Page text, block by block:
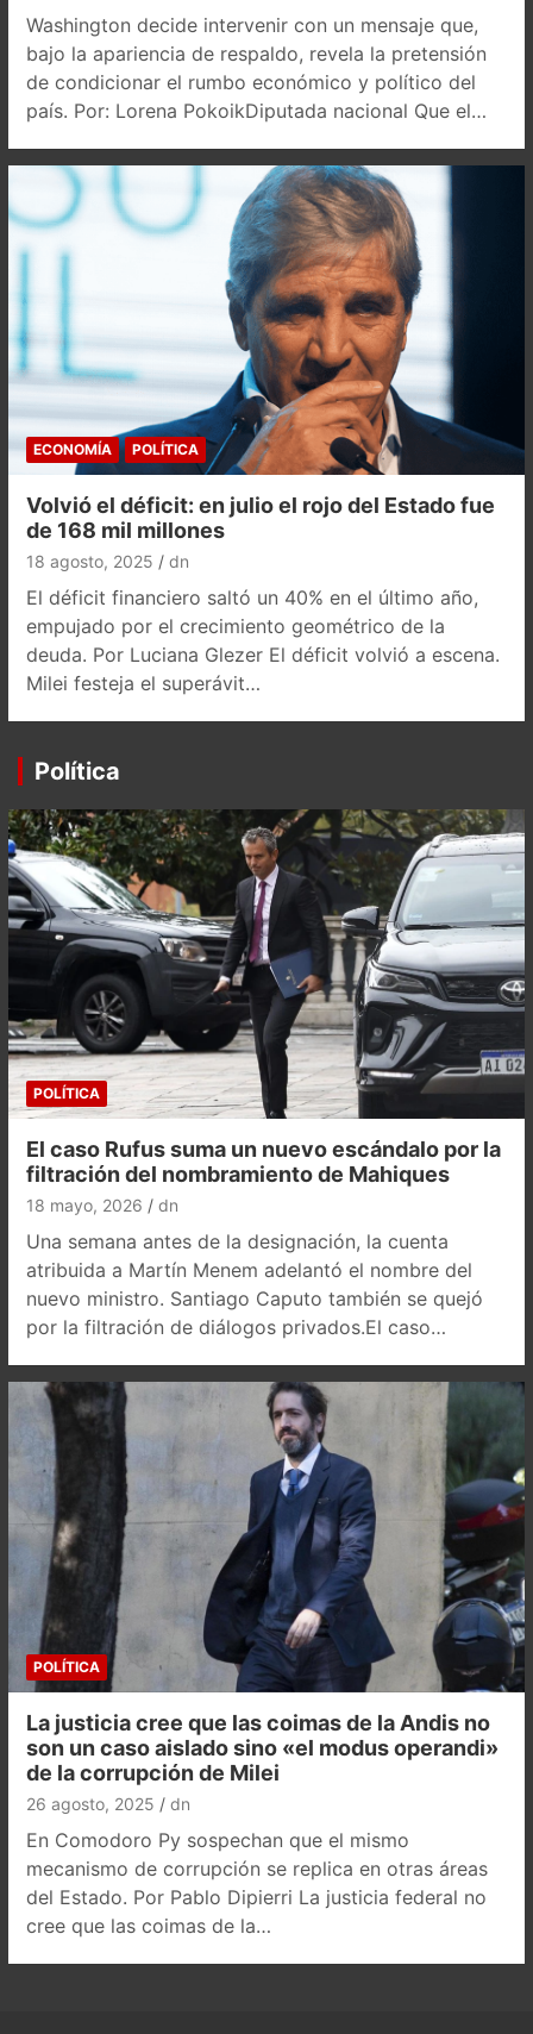
Washington decide intervenir con un mensaje que,
bajo la apariencia de respaldo, revela la pretensión
de condicionar el rumbo económico y político del
país. Por: Lorena PokoikDiputada nacional Que el…
ECONOMÍA POLÍTICA
Volvió el déficit: en julio el rojo del Estado fue
de 168 mil millones
18 agosto, 2025 dn
El déficit financiero saltó un 40% en el último año,
empujado por el crecimiento geométrico de la
deuda. Por Luciana Glezer El déficit volvió a escena.
Milei festeja el superávit…
Política
POLÍTICA
El caso Rufus suma un nuevo escándalo por la
filtración del nombramiento de Mahiques
18 mayo, 2026 dn
Una semana antes de la designación, la cuenta
atribuida a Martín Menem adelantó el nombre del
nuevo ministro. Santiago Caputo también se quejó
por la filtración de diálogos privados.El caso…
POLÍTICA
La justicia cree que las coimas de la Andis no
son un caso aislado sino «el modus operandi»
de la corrupción de Milei
26 agosto, 2025 dn
En Comodoro Py sospechan que el mismo
mecanismo de corrupción se replica en otras áreas
del Estado. Por Pablo Dipierri La justicia federal no
cree que las coimas de la…